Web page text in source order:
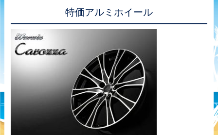
特価アルミホイール